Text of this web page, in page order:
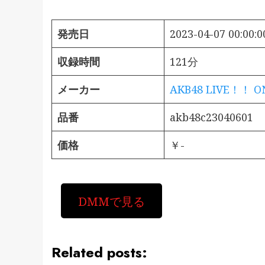
発売日
2023-04-07
収録時間
121分
メーカー
AKB48 LIVE！！
品番
akb48c23040601
価格
￥-
DMMで見る
Related posts: